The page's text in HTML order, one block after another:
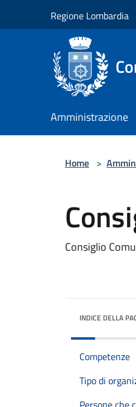
Regione Lombardia
Amministrazione
Home >
Consiglio
INDICE DELLA
Competenze
Tipo di